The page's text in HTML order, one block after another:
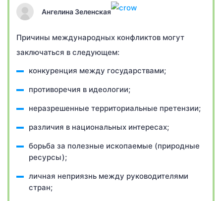
Ангелина Зеленская
Причины международных конфликтов могут
заключаться в следующем:
конкуренция между государствами;
противоречия в идеологии;
неразрешенные территориальные претензии;
различия в национальных интересах;
борьба за полезные ископаемые (природные
ресурсы);
личная неприязнь между руководителями
стран;